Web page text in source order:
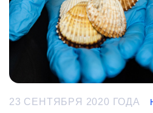
23 СЕНТЯБРЯ 2020 ГОДА